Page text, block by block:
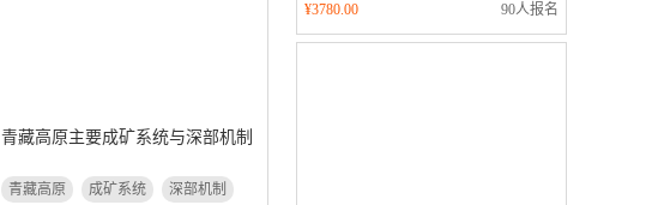
青藏高原主要成矿系统与深部机制
青藏高原 成矿系统 深部机制
¥3780.00 90人报名